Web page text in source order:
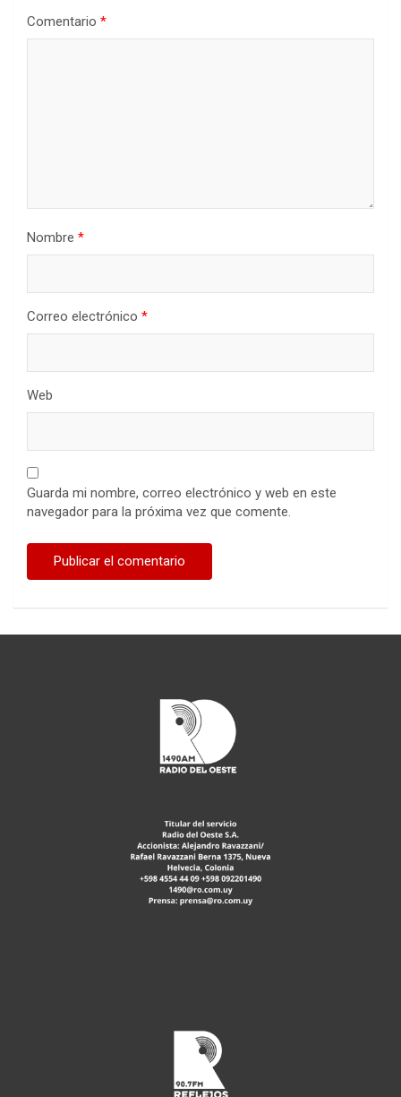
Comentario *
Nombre *
Correo electrónico *
Web
Guarda mi nombre, correo electrónico y web en este
navegador para la próxima vez que comente.